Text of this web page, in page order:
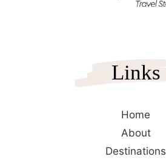
Links
Home
About
Destinations